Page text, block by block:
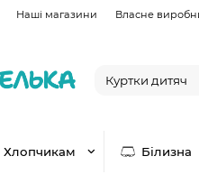
Наші магазини Власне
Хлопчикам Білизна